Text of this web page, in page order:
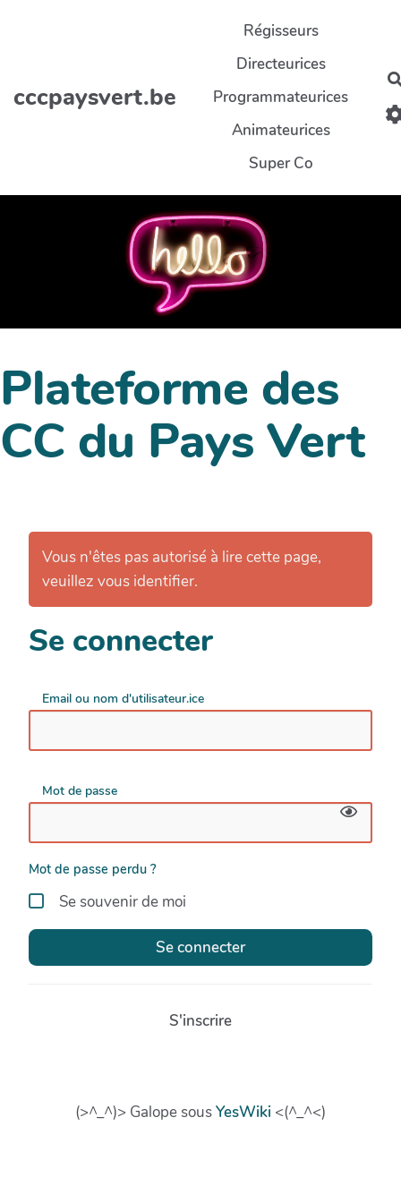
cccpaysvert.be
Régisseurs
Directeurices
Programmateurices
Animateurices
Super Co
Plateforme des
CC du Pays Vert
Vous n'êtes pas autorisé à lire cette page,
veuillez vous identifier.
Se connecter
Email ou nom d'utilisateur.ice
Mot de passe
Mot de passe perdu ?
Se souvenir de moi
Se connecter
S'inscrire
(>^_^)> Galope sousYesWiki <(^_^<)